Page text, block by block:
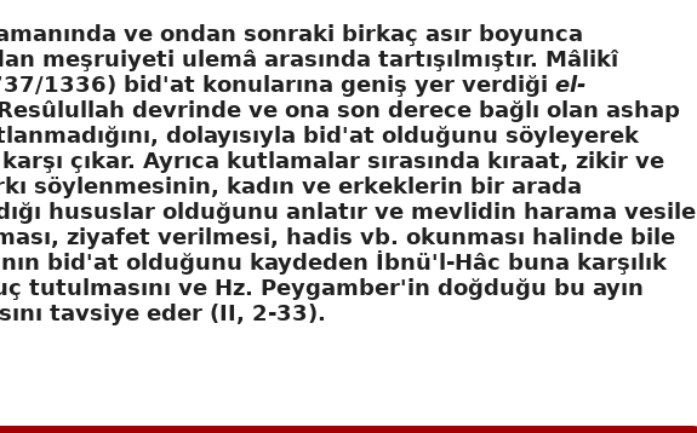
ve ondan sonraki birkaç asır boyunca
meşruiyeti ulemâ arasında tartışılmıştır. Mâlikî
1336) bid'at konularına geniş yer verdiği el-
devrinde ve ona son derece bağlı olan ashap
dolayısıyla bid'at olduğunu söyleyerek
çıkar. Ayrıca kutlamalar sırasında kıraat, zikir ve
söylenmesinin, kadın ve erkeklerin bir arada
hususlar olduğunu anlatır ve mevlidin harama vesile
ziyafet verilmesi, hadis vb. okunması halinde bile
bid'at olduğunu kaydeden İbnü'l-Hâc buna karşılık
tutulmasını ve Hz. Peygamber'in doğduğu bu ayın
tavsiye eder (II, 2-33).